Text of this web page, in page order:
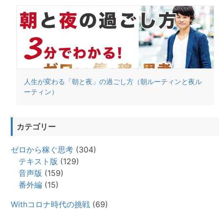
人生が変わる「朝と夜」の過ごし方（朝ルーティンと夜ル
ーティン）
カテゴリー
ゼロから稼ぐ思考 (304)
テキスト版 (129)
音声版 (159)
番外編 (15)
Withコロナ時代の挑戦 (69)